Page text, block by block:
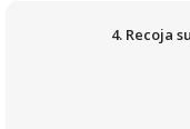
4. Recoja